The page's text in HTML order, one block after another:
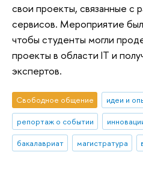
свои проекты, связанные с
сервисов. Мероприятие
чтобы студенты могли
проекты в области IT и
экспертов.
Свободное общение идеи и
репортаж о событии
бакалавриат
магистратура